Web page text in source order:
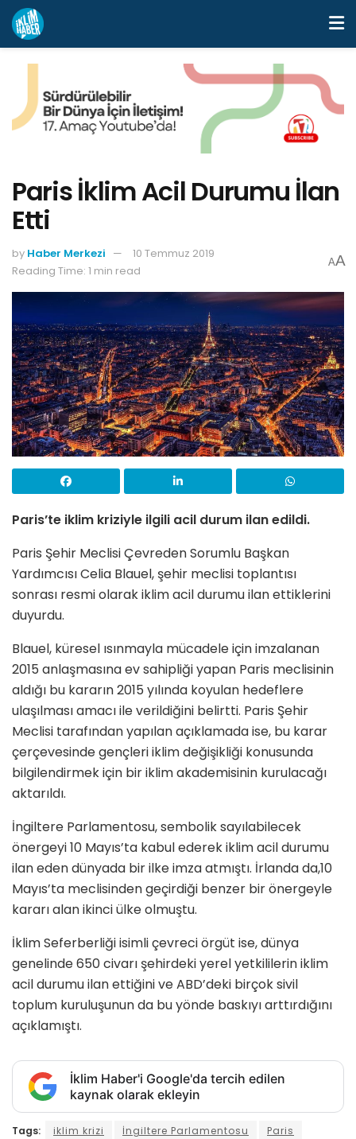
Paris İklim Acil Durumu İlan
Etti
by Haber Merkezi
10 Temmuz 2019
Reading Time: 1 min read
AA
Paris’te iklim kriziyle ilgili acil durum ilan edildi.
Paris Şehir Meclisi Çevreden Sorumlu Başkan
Yardımcısı Celia Blauel, şehir meclisi toplantısı
sonrası resmi olarak iklim acil durumu ilan ettiklerini
duyurdu.
Blauel, küresel ısınmayla mücadele için imzalanan
2015 anlaşmasına ev sahipliği yapan Paris meclisinin
aldığı bu kararın 2015 yılında koyulan hedeflere
ulaşılması amacı ile verildiğini belirtti. Paris Şehir
Meclisi tarafından yapılan açıklamada ise, bu karar
çerçevesinde gençleri iklim değişikliği konusunda
bilgilendirmek için bir iklim akademisinin kurulacağı
aktarıldı.
İngiltere Parlamentosu, sembolik sayılabilecek
önergeyi 10 Mayıs’ta kabul ederek iklim acil durumu
ilan eden dünyada bir ilke imza atmıştı. İrlanda da,10
Mayıs’ta meclisinden geçirdiği benzer bir önergeyle
kararı alan ikinci ülke olmuştu.
İklim Seferberliği isimli çevreci örgüt ise, dünya
genelinde 650 civarı şehirdeki yerel yetkililerin iklim
acil durumu ilan ettiğini ve ABD’deki birçok sivil
toplum kuruluşunun da bu yönde baskıyı arttırdığını
açıklamıştı.
İklim Haber'i Google'da tercih edilen
kaynak olarak ekleyin
Tags: iklim krizi İngiltere Parlamentosu Paris